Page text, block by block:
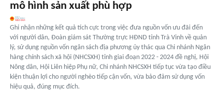
mô hình sản xuất phù hợp
Ghi nhận những kết quả tích cực trong việc đưa nguồn vốn ưu đãi đến
với người dân, Đoàn giám sát Thường trực HĐND tỉnh Trà Vinh về quản
lý, sử dụng nguồn vốn ngân sách địa phương ủy thác qua Chi nhánh Ngân
hàng chính sách xã hội (NHCSXH) tỉnh giai đoạn 2022 - 2024 đề nghị, Hội
Nông dân, Hội Liên hiệp Phụ nữ, Chi nhánh NHCSXH tiếp tục vừa tạo điều
kiện thuận lợi cho người nghèo tiếp cận vốn, vừa bảo đảm sử dụng vốn
hiệu quả, đúng mục đích.